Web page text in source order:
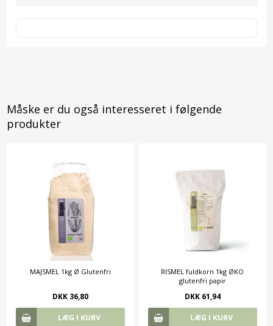
Måske er du også interesseret i følgende
produkter
MAJSMEL 1kg Ø Glutenfri
DKK 36,80
RISMEL fuldkorn 1kg ØKO
glutenfri papir
DKK 61,94